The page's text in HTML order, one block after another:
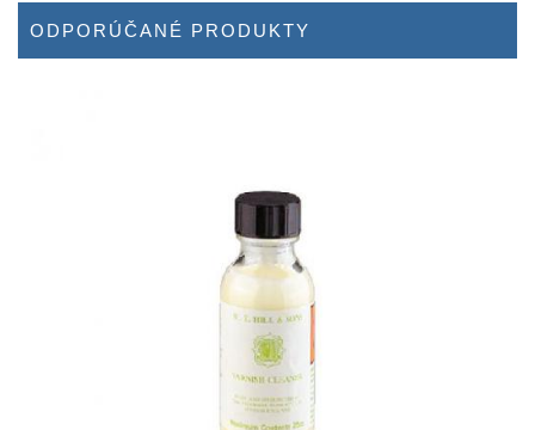
ODPORÚČANÉ PRODUKTY